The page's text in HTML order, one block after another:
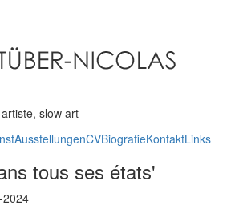
slow art
AusstellungenCVBiografieKontaktLinks
tous ses états'
2024